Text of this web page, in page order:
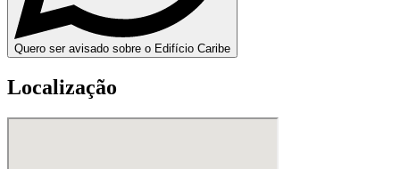
Quero ser avisado sobre o Edifício Caribe
Localização